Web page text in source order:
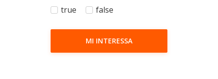
true false
MI INTERESSA